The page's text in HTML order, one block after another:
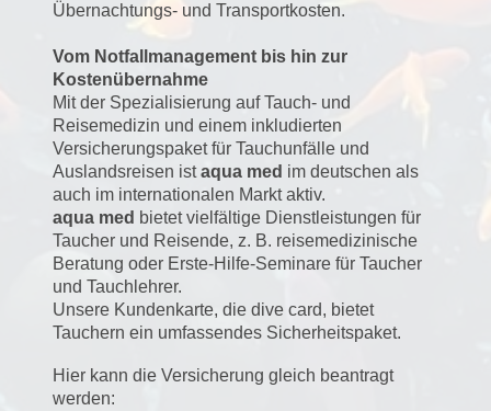
Übernachtungs- und Transportkosten.
Vom Notfallmanagement bis hin zur
Kostenübernahme
Mit der Spezialisierung auf Tauch- und
Reisemedizin und einem inkludierten
Versicherungspaket für Tauchunfälle und
Auslandsreisen istaqua med im deutschen als
auch im internationalen Markt aktiv.
aqua med bietet vielfältige Dienstleistungen für
Taucher und Reisende, z. B. reisemedizinische
Beratung oder Erste-Hilfe-Seminare für Taucher
und Tauchlehrer.
Unsere Kundenkarte, die dive card, bietet
Tauchern ein umfassendes Sicherheitspaket.
Hier kann die Versicherung gleich beantragt
werden: